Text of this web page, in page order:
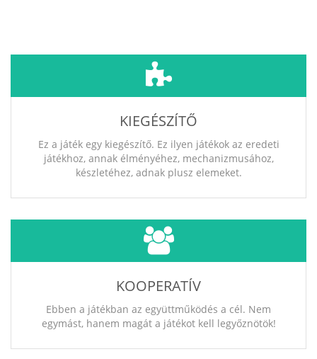
KIEGÉSZÍTŐ
Ez a játék egy kiegészítő. Ez ilyen játékok az eredeti
játékhoz, annak élményéhez, mechanizmusához,
készletéhez, adnak plusz elemeket.
KOOPERATÍV
Ebben a játékban az együttműködés a cél. Nem
egymást, hanem magát a játékot kell legyőznötök!